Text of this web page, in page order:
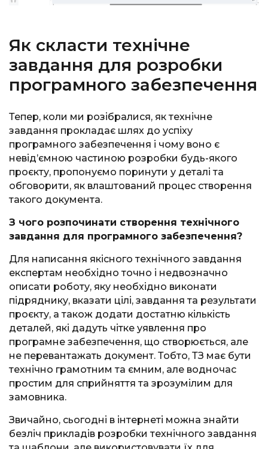
Як скласти технічне
завдання для розробки
програмного забезпечення
Тепер, коли ми розібралися, як технічне
завдання прокладає шлях до успіху
програмного забезпечення і чому воно є
невід’ємною частиною розробки будь-якого
проєкту, пропонуємо поринути у деталі та
обговорити, як влаштований процес створення
такого документа.
З чого розпочинати створення технічного
завдання для програмного забезпечення?
Для написання якісного технічного завдання
експертам необхідно точно і недвозначно
описати роботу, яку необхідно виконати
підряднику, вказати цілі, завдання та результати
проєкту, а також додати достатню кількість
деталей, які дадуть чітке уявлення про
програмне забезпечення, що створюється, але
не перевантажать документ. Тобто, ТЗ має бути
технічно грамотним та ємним, але водночас
простим для сприйняття та зрозумілим для
замовника.
Звичайно, сьогодні в інтернеті можна знайти
безліч прикладів розробки технічного завдання